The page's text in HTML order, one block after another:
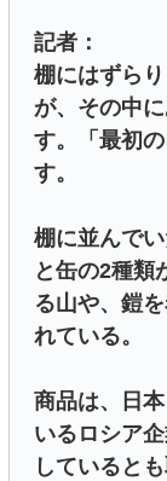
記者：
棚にはずら
が、その中
す。「最初
す。
棚に並んで
と缶の2種類
る山や、鎧
れている。
商品は、日
いるロシア
していると